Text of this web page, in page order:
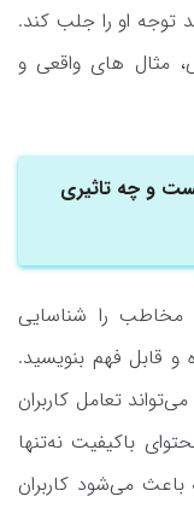
می‌ تواند توجه او را جلب کند.
مثال ‌های واقعی و
و چه تاثیری
مخاطب را شناسایی
قابل فهم بنویسید.
تعامل کاربران
باکیفیت نه‌تنها
می‌شود کاربران